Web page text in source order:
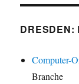
DRESDEN:
Computer-
Branche